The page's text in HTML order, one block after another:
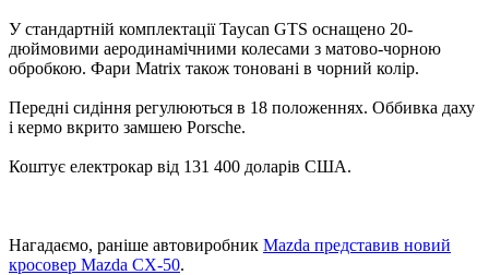
У стандартній комплектації Taycan GTS оснащено 20-
дюймовими аеродинамічними колесами з матово-чорною
обробкою. Фари Matrix також тоновані в чорний колір.
Передні сидіння регулюються в 18 положеннях. Оббивка даху
і кермо вкрито замшею Porsche.
Коштує електрокар від 131 400 доларів США.
Нагадаємо, раніше автовиробник Mazda представив новий
кросовер Mazda CX-50.